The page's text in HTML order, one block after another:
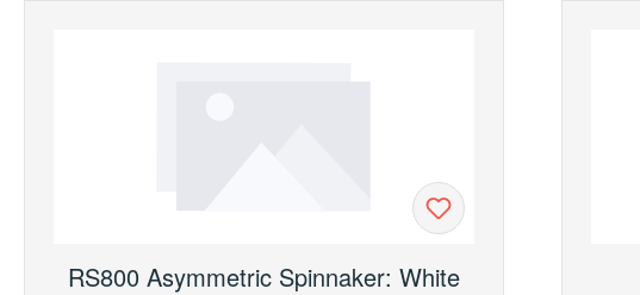
RS800 Asymmetric Spinnaker: White